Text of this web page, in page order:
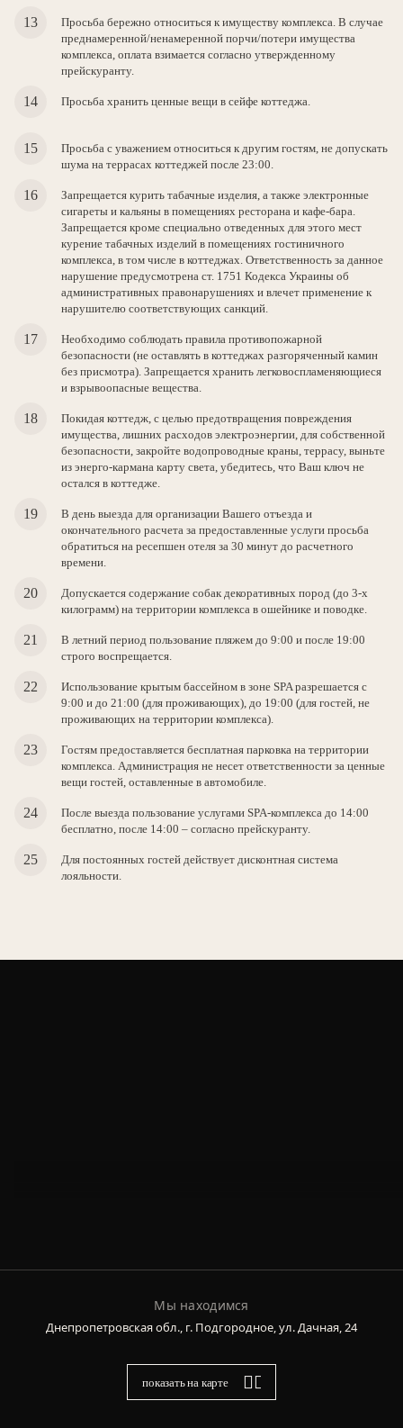
Просьба бережно относиться к имуществу комплекса. В случае
преднамеренной/ненамеренной порчи/потери имущества
комплекса, оплата взимается согласно утвержденному
прейскуранту.
Просьба хранить ценные вещи в сейфе коттеджа.
Просьба с уважением относиться к другим гостям, не допускать
шума на террасах коттеджей после 23:00.
Запрещается курить табачные изделия, а также электронные
сигареты и кальяны в помещениях ресторана и кафе-бара.
Запрещается кроме специально отведенных для этого мест
курение табачных изделий в помещениях гостиничного
комплекса, в том числе в коттеджах. Ответственность за данное
нарушение предусмотрена ст. 1751 Кодекса Украины об
административных правонарушениях и влечет применение к
нарушителю соответствующих санкций.
Необходимо соблюдать правила противопожарной
безопасности (не оставлять в коттеджах разгоряченный камин
без присмотра). Запрещается хранить легковоспламеняющиеся
и взрывоопасные вещества.
Покидая коттедж, с целью предотвращения повреждения
имущества, лишних расходов электроэнергии, для собственной
безопасности, закройте водопроводные краны, террасу, выньте
из энерго-кармана карту света, убедитесь, что Ваш ключ не
остался в коттедже.
В день выезда для организации Вашего отъезда и
окончательного расчета за предоставленные услуги просьба
обратиться на ресепшен отеля за 30 минут до расчетного
времени.
Допускается содержание собак декоративных пород (до 3-х
килограмм) на территории комплекса в ошейнике и поводке.
В летний период пользование пляжем до 9:00 и после 19:00
строго воспрещается.
Использование крытым бассейном в зоне SPA разрешается с
9:00 и до 21:00 (для проживающих), до 19:00 (для гостей, не
проживающих на территории комплекса).
Гостям предоставляется бесплатная парковка на территории
комплекса. Администрация не несет ответственности за ценные
вещи гостей, оставленные в автомобиле.
После выезда пользование услугами SPA-комплекса до 14:00
бесплатно, после 14:00 – согласно прейскуранту.
Для постоянных гостей действует дисконтная система
лояльности.
Мы находимся
Днепропетровская обл., г. Подгородное, ул. Дачная, 24
показать на карте